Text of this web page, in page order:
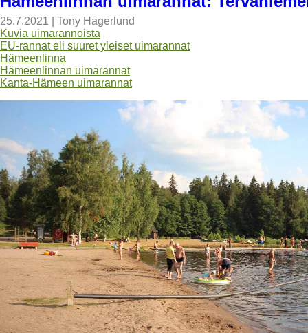
25.7.2021
Tony Hagerlund
Kuvia uimarannoista
EU-rannat eli suuret yleiset uimarannat
Hämeenlinna
Hämeenlinnan uimarannat
Kanta-Hämeen uimarannat